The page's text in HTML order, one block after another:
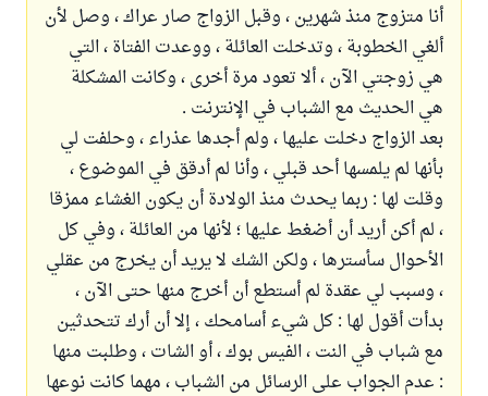
أنا متزوج منذ شهرين ، وقبل الزواج صار عراك ، وصل لأن
ألغي الخطوبة ، وتدخلت العائلة ، ووعدت الفتاة ، التي
هي زوجتي الآن ، ألا تعود مرة أخرى ، وكانت المشكلة
هي الحديث مع الشباب في الإنترنت .
بعد الزواج دخلت عليها ، ولم أجدها عذراء ، وحلفت لي
بأنها لم يلمسها أحد قبلي ، وأنا لم أدقق في الموضوع ،
وقلت لها : ربما يحدث منذ الولادة أن يكون الغشاء ممزقا
، لم أكن أريد أن أضغط عليها ؛ لأنها من العائلة ، وفي كل
الأحوال سأسترها ، ولكن الشك لا يريد أن يخرج من عقلي
، وسبب لي عقدة لم أستطع أن أخرج منها حتى الآن ،
بدأت أقول لها : كل شيء أسامحك ، إلا أن أرك تتحدثين
مع شباب في النت ، الفيس بوك ، أو الشات ، وطلبت منها
: عدم الجواب على الرسائل من الشباب ، مهما كانت نوعها